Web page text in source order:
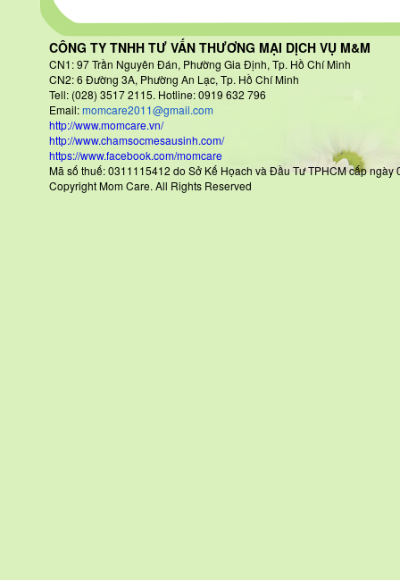
CÔNG TY TNHH TƯ VẤN THƯƠNG MẠI DỊCH VỤ M&M
CN1: 97 Trần Nguyên Đán, Phường Gia Định, Tp. Hồ Chí Minh
CN2: 6 Đường 3A, Phường An Lạc, Tp. Hồ Chí Minh
Tell: (028) 3517 2115. Hotline: 0919 632 796
Email:momcare2011@gmail.com
http://www.momcare.vn/
http://www.chamsocmesausinh.com/
https://www.facebook.com/momcare
Mã số thuế: 0311115412 do Sở Kế Họach và Đầu Tư TPHCM
Copyright Mom Care. All Rights Reserved